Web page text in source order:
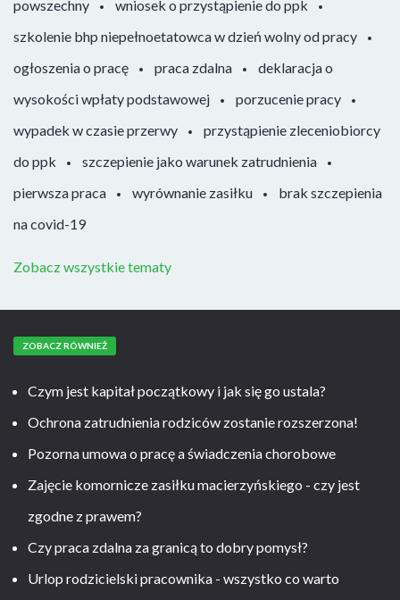
powszechny
wniosek o przystąpienie do ppk
szkolenie bhp niepełnoetatowca w dzień wolny od pracy
ogłoszenia o pracę
praca zdalna
deklaracja o
wysokości wpłaty podstawowej
porzucenie pracy
wypadek w czasie przerwy
przystąpienie zleceniobiorcy
do ppk
szczepienie jako warunek zatrudnienia
pierwsza praca
wyrównanie zasiłku
brak szczepienia
na covid-19
Zobacz wszystkie tematy
ZOBACZ RÓWNIEŻ
Czym jest kapitał początkowy i jak się go ustala?
Ochrona zatrudnienia rodziców zostanie rozszerzona!
Pozorna umowa o pracę a świadczenia chorobowe
Zajęcie komornicze zasiłku macierzyńskiego - czy jest
zgodne z prawem?
Czy praca zdalna za granicą to dobry pomysł?
Urlop rodzicielski pracownika - wszystko co warto